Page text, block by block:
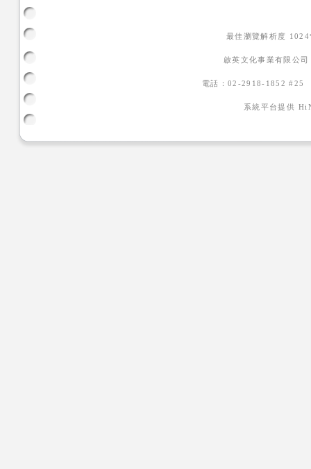
最佳瀏覽解析度
啟英文化事業有限公
電話：02-2918-1852
系統平台提供